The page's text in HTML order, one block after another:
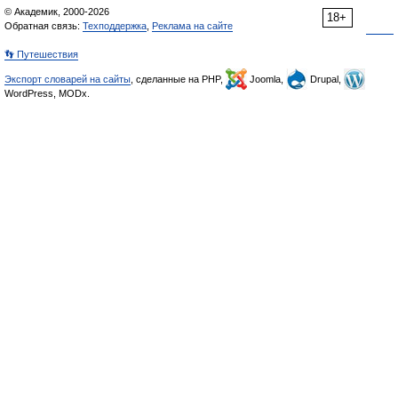
18+
© Академик, 2000-2026
Обратная связь: Техподдержка Реклама на сайте
👣 Путешествия
Экспорт словарей на сайты , сделанные на PHP, Joomla,
Drupal,
WordPress, MODx.